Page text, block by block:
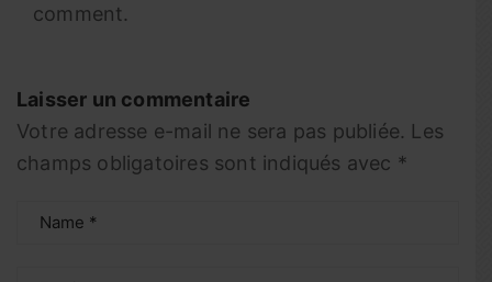
comment.
Laisser un commentaire
Votre adresse e-mail ne sera pas publiée. Les
champs obligatoires sont indiqués avec *